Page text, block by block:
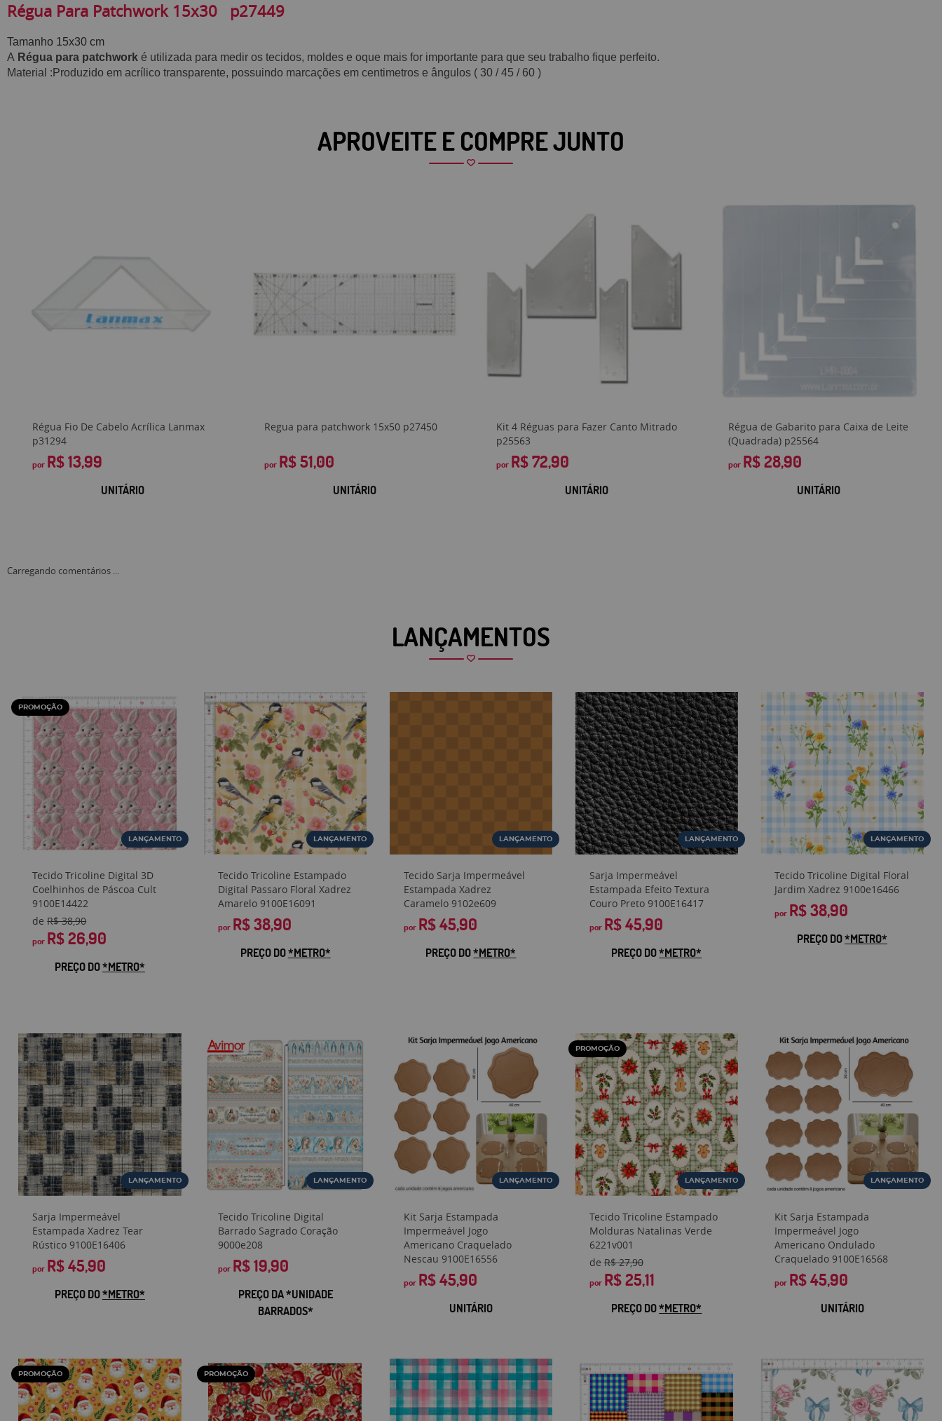
Régua Para Patchwork 15x30 p27449
Tamanho 15x30 cm
A Régua para patchwork é utilizada para medir os tecidos, moldes e oque mais for importante para que seu trabalho fique perfeito.
Material :Produzido em acrílico transparente, possuindo marcações em centimetros e ângulos ( 30 / 45 / 60 )
APROVEITE E COMPRE JUNTO
Régua Fio De Cabelo Acrílica Lanmax
p31294
por R$ 13,99
UNITÁRIO
Regua para patchwork 15x50 p27450
por R$ 51,00
UNITÁRIO
Kit 4 Réguas para Fazer Canto Mitrado
p25563
por R$ 72,90
UNITÁRIO
Régua de Gabarito para Caixa de Leite
(Quadrada) p25564
por R$ 28,90
UNITÁRIO
Carregando comentários ...
LANÇAMENTOS
PROMOÇÃO
LANÇAMENTO
Tecido Tricoline Digital 3D
Coelhinhos de Páscoa Cult
9100E14422
de R$ 38,90
por R$ 26,90
PREÇO DO*METRO*
LANÇAMENTO
Tecido Tricoline Estampado
Digital Passaro Floral Xadrez
Amarelo 9100E16091
por R$ 38,90
PREÇO DO*METRO*
LANÇAMENTO
Tecido Sarja Impermeável
Estampada Xadrez
Caramelo 9102e609
por R$ 45,90
PREÇO DO*METRO*
LANÇAMENTO
Sarja Impermeável
Estampada Efeito Textura
Couro Preto 9100E16417
por R$ 45,90
PREÇO DO*METRO*
LANÇAMENTO
Tecido Tricoline Digital Floral
Jardim Xadrez 9100e16466
por R$ 38,90
PREÇO DO*METRO*
LANÇAMENTO
Sarja Impermeável
Estampada Xadrez Tear
Rústico 9100E16406
por R$ 45,90
PREÇO DO*METRO*
LANÇAMENTO
Tecido Tricoline Digital
Barrado Sagrado Coração
9000e208
por R$ 19,90
PREÇO DA *UNIDADE
BARRADOS*
LANÇAMENTO
Kit Sarja Estampada
Impermeável Jogo
Americano Craquelado
Nescau 9100E16556
por R$ 45,90
UNITÁRIO
PROMOÇÃO
LANÇAMENTO
Tecido Tricoline Estampado
Molduras Natalinas Verde
6221v001
de R$ 27,90
por R$ 25,11
PREÇO DO*METRO*
LANÇAMENTO
Kit Sarja Estampada
Impermeável Jogo
Americano Ondulado
Craquelado 9100E16568
por R$ 45,90
UNITÁRIO
PROMOÇÃO PROMOÇÃO